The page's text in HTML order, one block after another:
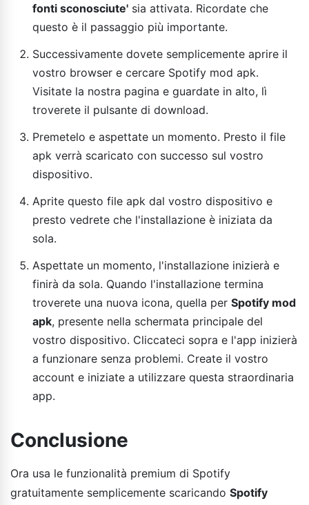
fonti sconosciute' sia attivata. Ricordate che
questo è il passaggio più importante.
Successivamente dovete semplicemente aprire il
vostro browser e cercare Spotify mod apk.
Visitate la nostra pagina e guardate in alto, lì
troverete il pulsante di download.
Premetelo e aspettate un momento. Presto il file
apk verrà scaricato con successo sul vostro
dispositivo.
Aprite questo file apk dal vostro dispositivo e
presto vedrete che l'installazione è iniziata da
sola.
Aspettate un momento, l'installazione inizierà e
finirà da sola. Quando l'installazione termina
troverete una nuova icona, quella per Spotify mod
apk, presente nella schermata principale del
vostro dispositivo. Cliccateci sopra e l'app inizierà
a funzionare senza problemi. Create il vostro
account e iniziate a utilizzare questa straordinaria
app.
Conclusione
Ora usa le funzionalità premium di Spotify
gratuitamente semplicemente scaricando Spotify